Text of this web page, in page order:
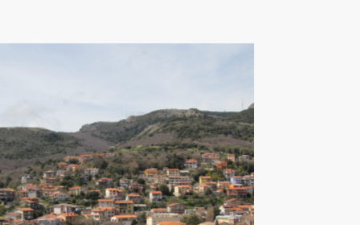
TRENTINO-ALTO ADIGE
UMBRIA
VALLE D'AOSTA
VENETO